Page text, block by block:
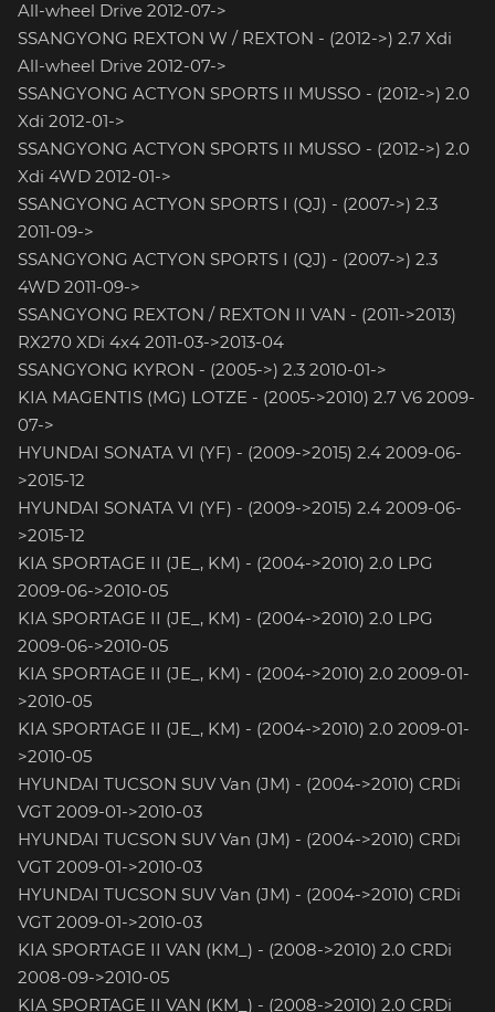
All-wheel Drive 2012-07->
SSANGYONG REXTON W / REXTON - (2012->) 2.7 Xdi
All-wheel Drive 2012-07->
SSANGYONG ACTYON SPORTS II MUSSO - (2012->) 2.0
Xdi 2012-01->
SSANGYONG ACTYON SPORTS II MUSSO - (2012->) 2.0
Xdi 4WD 2012-01->
SSANGYONG ACTYON SPORTS I (QJ) - (2007->) 2.3
2011-09->
SSANGYONG ACTYON SPORTS I (QJ) - (2007->) 2.3
4WD 2011-09->
SSANGYONG REXTON / REXTON II VAN - (2011->2013)
RX270 XDi 4x4 2011-03->2013-04
SSANGYONG KYRON - (2005->) 2.3 2010-01->
KIA MAGENTIS (MG) LOTZE - (2005->2010) 2.7 V6 2009-
07->
HYUNDAI SONATA VI (YF) - (2009->2015) 2.4 2009-06-
>2015-12
HYUNDAI SONATA VI (YF) - (2009->2015) 2.4 2009-06-
>2015-12
KIA SPORTAGE II (JE_, KM) - (2004->2010) 2.0 LPG
2009-06->2010-05
KIA SPORTAGE II (JE_, KM) - (2004->2010) 2.0 LPG
2009-06->2010-05
KIA SPORTAGE II (JE_, KM) - (2004->2010) 2.0 2009-01-
>2010-05
KIA SPORTAGE II (JE_, KM) - (2004->2010) 2.0 2009-01-
>2010-05
HYUNDAI TUCSON SUV Van (JM) - (2004->2010) CRDi
VGT 2009-01->2010-03
HYUNDAI TUCSON SUV Van (JM) - (2004->2010) CRDi
VGT 2009-01->2010-03
HYUNDAI TUCSON SUV Van (JM) - (2004->2010) CRDi
VGT 2009-01->2010-03
KIA SPORTAGE II VAN (KM_) - (2008->2010) 2.0 CRDi
2008-09->2010-05
KIA SPORTAGE II VAN (KM_) - (2008->2010) 2.0 CRDi